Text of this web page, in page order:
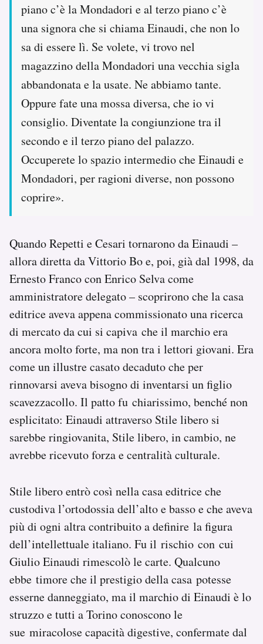
piano c’è la Mondadori e al terzo piano c’è
una signora che si chiama Einaudi, che non lo
sa di essere lì. Se volete, vi trovo nel
magazzino della Mondadori una vecchia sigla
abbandonata e la usate. Ne abbiamo tante.
Oppure fate una mossa diversa, che io vi
consiglio. Diventate la congiunzione tra il
secondo e il terzo piano del palazzo.
Occuperete lo spazio intermedio che Einaudi e
Mondadori, per ragioni diverse, non possono
coprire».
Quando Repetti e Cesari tornarono da Einaudi –
allora diretta da Vittorio Bo e, poi, già dal 1998, da
Ernesto Franco con Enrico Selva come
amministratore delegato – scoprirono che la casa
editrice aveva appena commissionato una ricerca
di mercato da cui si capiva che il marchio era
ancora molto forte, ma non tra i lettori giovani. Era
come un illustre casato decaduto che per
rinnovarsi aveva bisogno di inventarsi un figlio
scavezzacollo. Il patto fu chiarissimo, benché non
esplicitato: Einaudi attraverso Stile libero si
sarebbe ringiovanita, Stile libero, in cambio, ne
avrebbe ricevuto forza e centralità culturale.
Stile libero entrò così nella casa editrice che
custodiva l’ortodossia dell’alto e basso e che aveva
più di ogni altra contribuito a definire la figura
dell’intellettuale italiano. Fu il rischio con cui
Giulio Einaudi rimescolò le carte. Qualcuno
ebbe timore che il prestigio della casa potesse
esserne danneggiato, ma il marchio di Einaudi è lo
struzzo e tutti a Torino conoscono le
sue miracolose capacità digestive, confermate dal